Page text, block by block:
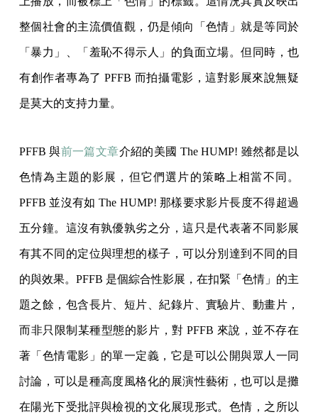
整個社會的主流價值觀，仍是傾向「色情」就是等同於
「暴力」、「羞恥不得示人」的負面立場。但同時，也
有創作者專為了 PFFB 而拍攝電影，這對影展來說無疑
是莫大的支持力量。
PFFB 與前一篇文章介紹的美國 The HUMP! 雖然都是以
色情為主題的影展，但它們選片的策略上相當不同。
PFFB 並沒有如 The HUMP! 那樣要求影片長度不得超過
五分鐘。這沒有孰優孰劣之分，這只是代表著不同影展
有其不同的定位與理想的樣子，可以分別達到不同的目
的與效果。PFFB 是個綜合性影展，在扣緊「色情」的主
題之餘，包含長片、短片、紀錄片、實驗片、動畫片，
而非只限制某種型態的影片，對 PFFB 來說，並不存在
著「色情電影」的單一定義，它是可以公開與眾人一同
討論，可以是種高度風格化的展演性藝術，也可以是攤
在陽光下受批評與檢視的文化展現形式。色情，之所以